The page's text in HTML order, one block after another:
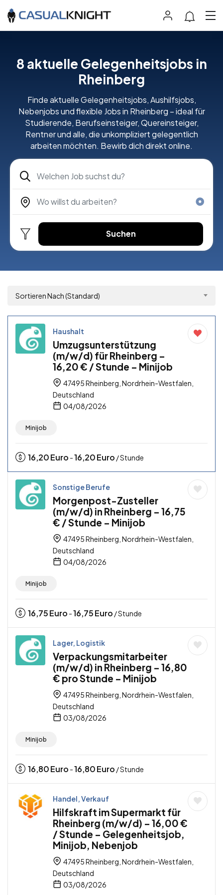
8 aktuelle Gelegenheitsjobs in
Rheinberg
Finde aktuelle Gelegenheitsjobs, Aushilfsjobs,
Nebenjobs und flexible Jobs in Rheinberg – ideal für
Studierende, Berufseinsteiger, Quereinsteiger,
Rentner und alle, die unkompliziert gelegentlich
arbeiten möchten. Bewirb dich direkt online.
Suchen
Sortieren Nach (Standard)
Haushalt
Umzugsunterstützung
(m/w/d) für Rheinberg –
16,20 € / Stunde – Minijob
47495 Rheinberg, Nordrhein-Westfalen,
Deutschland
04/08/2026
Minijob
16,20Euro -16,20Euro / Stunde
Sonstige Berufe
Morgenpost-Zusteller
(m/w/d) in Rheinberg – 16,75
€ / Stunde – Minijob
47495 Rheinberg, Nordrhein-Westfalen,
Deutschland
04/08/2026
Minijob
16,75Euro -16,75Euro / Stunde
Lager, Logistik
Verpackungsmitarbeiter
(m/w/d) in Rheinberg – 16,80
€ pro Stunde – Minijob
47495 Rheinberg, Nordrhein-Westfalen,
Deutschland
03/08/2026
Minijob
16,80Euro -16,80Euro / Stunde
Handel, Verkauf
Hilfskraft im Supermarkt für
Rheinberg (m/w/d) – 16,00 €
/ Stunde – Gelegenheitsjob,
Minijob, Nebenjob
47495 Rheinberg, Nordrhein-Westfalen,
Deutschland
03/08/2026